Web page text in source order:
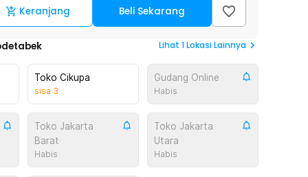
Keranjang Beli Sekarang
Lihat 1Lokasi Lainnya
Toko Cikupa
sisa 3
Gudang Online
Habis
Toko Jakarta
Barat
Habis
Toko Jakarta
Utara
Habis